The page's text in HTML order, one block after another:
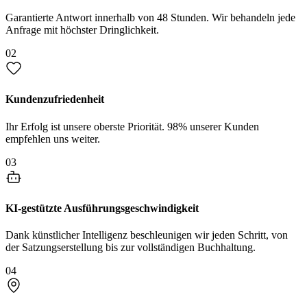
Garantierte Antwort innerhalb von 48 Stunden. Wir behandeln jede
Anfrage mit höchster Dringlichkeit.
02
Kundenzufriedenheit
Ihr Erfolg ist unsere oberste Priorität. 98% unserer Kunden
empfehlen uns weiter.
03
KI-gestützte Ausführungsgeschwindigkeit
Dank künstlicher Intelligenz beschleunigen wir jeden Schritt, von
der Satzungserstellung bis zur vollständigen Buchhaltung.
04